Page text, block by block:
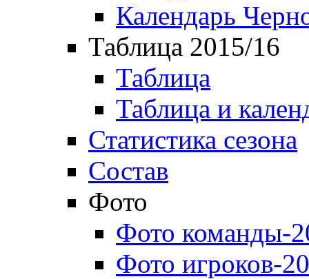
Календарь
Таблица 2015/16
Таблица
Таблица и
Статистика сезона
Состав
Фото
Фото команды-
Фото игроков-